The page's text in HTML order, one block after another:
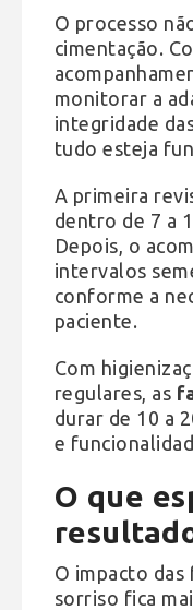
O processo
cimentação.
monitorar a
integridade
tudo esteja
A primeira
dentro de 7 a
Depois, o
intervalos
conforme a
paciente.
Com
regulares, as
durar de 10 a
e
O que
O impacto das
sorriso fica